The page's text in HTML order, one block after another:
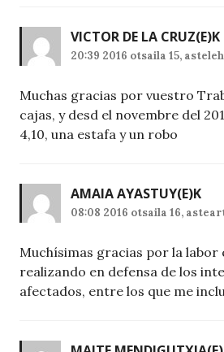
VICTOR DE LA CRUZ(E)K
20:39 2016 otsaila 15,
Muchas gracias por vuestro
cajas, y desd el novembre del
4,10, una estafa y un robo
AMAIA AYASTUY(E)K
08:08 2016 otsaila 16,
Muchísimas gracias por la labor
realizando en defensa de los
afectados, entre los que me